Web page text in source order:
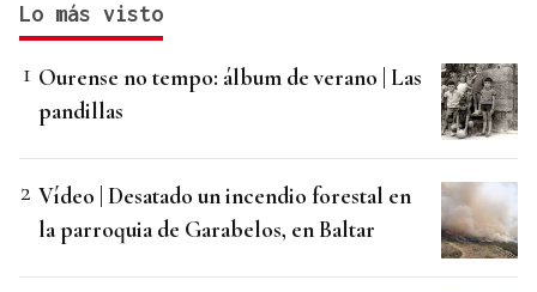
Lo más visto
Ourense no tempo: álbum de verano | Las
pandillas
Vídeo | Desatado un incendio forestal en
la parroquia de Garabelos, en Baltar